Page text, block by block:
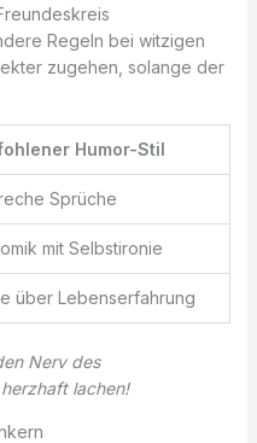
Regeln bei witzigen
zugehen, solange der
Humor-Stil
Sprüche
mit Selbstironie
über Lebenserfahrung
Nerv des
lachen!